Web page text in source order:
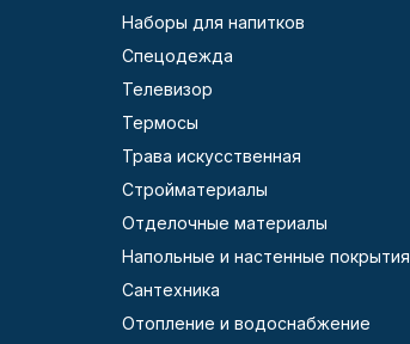
Наборы для напитков
Спецодежда
Телевизор
Термосы
Трава искусственная
Стройматериалы
Отделочные материалы
Напольные и настенные покрытия
Сантехника
Отопление и водоснабжение